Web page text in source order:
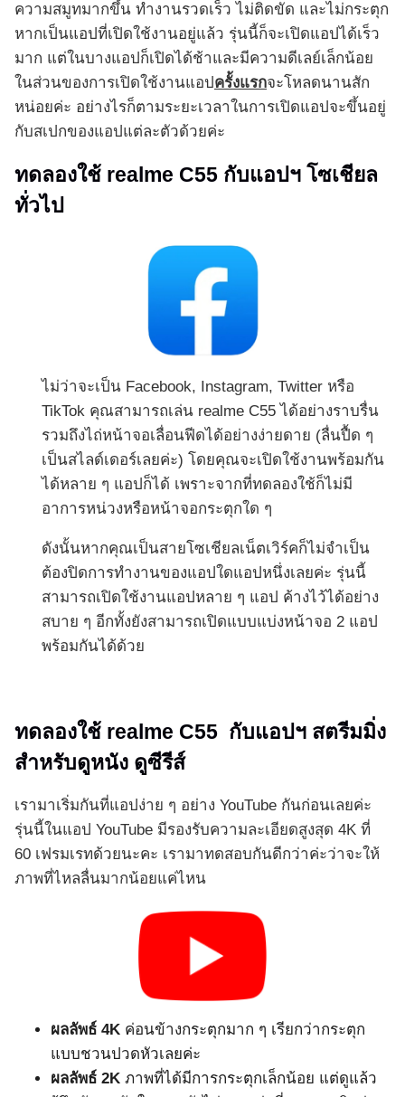
ความสมูทมากขึ้น ทำงานรวดเร็ว ไม่ติดขัด และไม่กระตุก
หากเป็นแอปที่เปิดใช้งานอยู่แล้ว รุ่นนี้ก็จะเปิดแอปได้เร็ว
มาก แต่ในบางแอปก็เปิดได้ช้าและมีความดีเลย์เล็กน้อย
ในส่วนของการเปิดใช้งานแอปครั้งแรกจะโหลดนานสัก
หน่อยค่ะ อย่างไรก็ตามระยะเวลาในการเปิดแอปจะขึ้นอยู่
กับสเปกของแอปแต่ละตัวด้วยค่ะ
ทดลองใช้ realme C55 กับแอปฯ โซเชียล
ทั่วไป
ไม่ว่าจะเป็น Facebook, Instagram, Twitter หรือ
TikTok คุณสามารถเล่น realme C55 ได้อย่างราบรื่น
รวมถึงไถ่หน้าจอเลื่อนฟีดได้อย่างง่ายดาย (ลื่นปื้ด ๆ
เป็นสไลด์เดอร์เลยค่ะ) โดยคุณจะเปิดใช้งานพร้อมกัน
ได้หลาย ๆ แอปก็ได้ เพราะจากที่ทดลองใช้ก็ไม่มี
อาการหน่วงหรือหน้าจอกระตุกใด ๆ
ดังนั้นหากคุณเป็นสายโซเชียลเน็ตเวิร์คก็ไม่จำเป็น
ต้องปิดการทำงานของแอปใดแอปหนึ่งเลยค่ะ รุ่นนี้
สามารถเปิดใช้งานแอปหลาย ๆ แอป ค้างไว้ได้อย่าง
สบาย ๆ อีกทั้งยังสามารถเปิดแบบแบ่งหน้าจอ 2 แอป
พร้อมกันได้ด้วย
ทดลองใช้ realme C55 กับแอปฯ สตรีมมิ่ง
สำหรับดูหนัง ดูซีรีส์
เรามาเริ่มกันที่แอปง่าย ๆ อย่าง YouTube กันก่อนเลยค่ะ
รุ่นนี้ในแอป YouTube มีรองรับความละเอียดสูงสุด 4K ที่
60 เฟรมเรทด้วยนะคะ เรามาทดสอบกันดีกว่าค่ะว่าจะให้
ภาพที่ไหลลื่นมากน้อยแค่ไหน
ผลลัพธ์ 4K ค่อนข้างกระตุกมาก ๆ เรียกว่ากระตุก
แบบชวนปวดหัวเลยค่ะ
ผลลัพธ์ 2K ภาพที่ได้มีการกระตุกเล็กน้อย แต่ดูแล้ว